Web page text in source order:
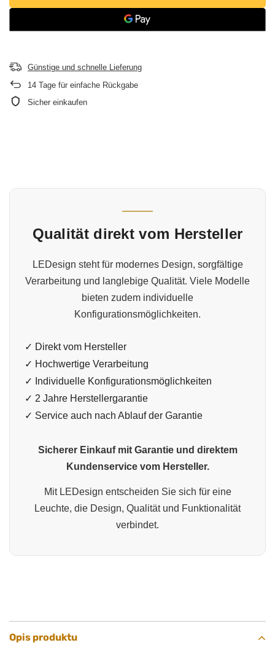
Günstige und schnelle Lieferung
14 Tage für einfache Rückgabe
Sicher einkaufen
Qualität direkt vom Hersteller
LEDesign steht für modernes Design, sorgfältige
Verarbeitung und langlebige Qualität. Viele Modelle
bieten zudem individuelle
Konfigurationsmöglichkeiten.
✓ Direkt vom Hersteller
✓ Hochwertige Verarbeitung
✓ Individuelle Konfigurationsmöglichkeiten
✓ 2 Jahre Herstellergarantie
✓ Service auch nach Ablauf der Garantie
Sicherer Einkauf mit Garantie und direktem
Kundenservice vom Hersteller.
Mit LEDesign entscheiden Sie sich für eine
Leuchte, die Design, Qualität und Funktionalität
verbindet.
Opis produktu